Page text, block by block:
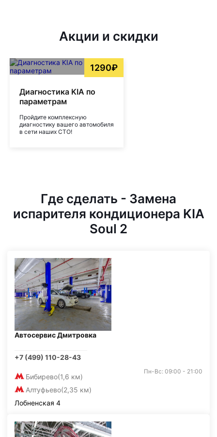
Акции и скидки
1290₽
Диагностика KIA по
параметрам
Пройдите комплексную
диагностику вашего автомобиля
в сети наших СТО!
Где сделать - Замена
испарителя кондиционера KIA
Soul 2
Автосервис Дмитровка
+7 (499) 110-28-43
Бибирево(1,6 км)
Алтуфьево(2,35 км)
Пн-Вс: 09:00 - 21:00
Лобненская 4